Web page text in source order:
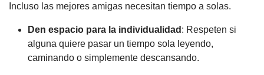
Incluso las mejores amigas necesitan tiempo a solas.
Den espacio para la individualidad : Respeten si
alguna quiere pasar un tiempo sola leyendo,
caminando o simplemente descansando.